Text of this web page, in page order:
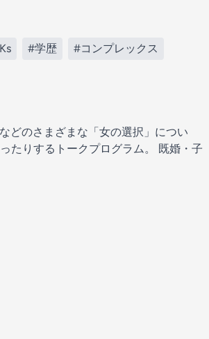
#学歴 #コンプレックス
どのさまざまな「女の選択」につい
たりするトークプログラム。 既婚・子